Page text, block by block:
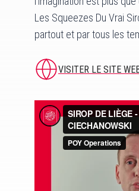
Les Squeezes Du Vrai
partout et par tous les
VISITER LE SITE